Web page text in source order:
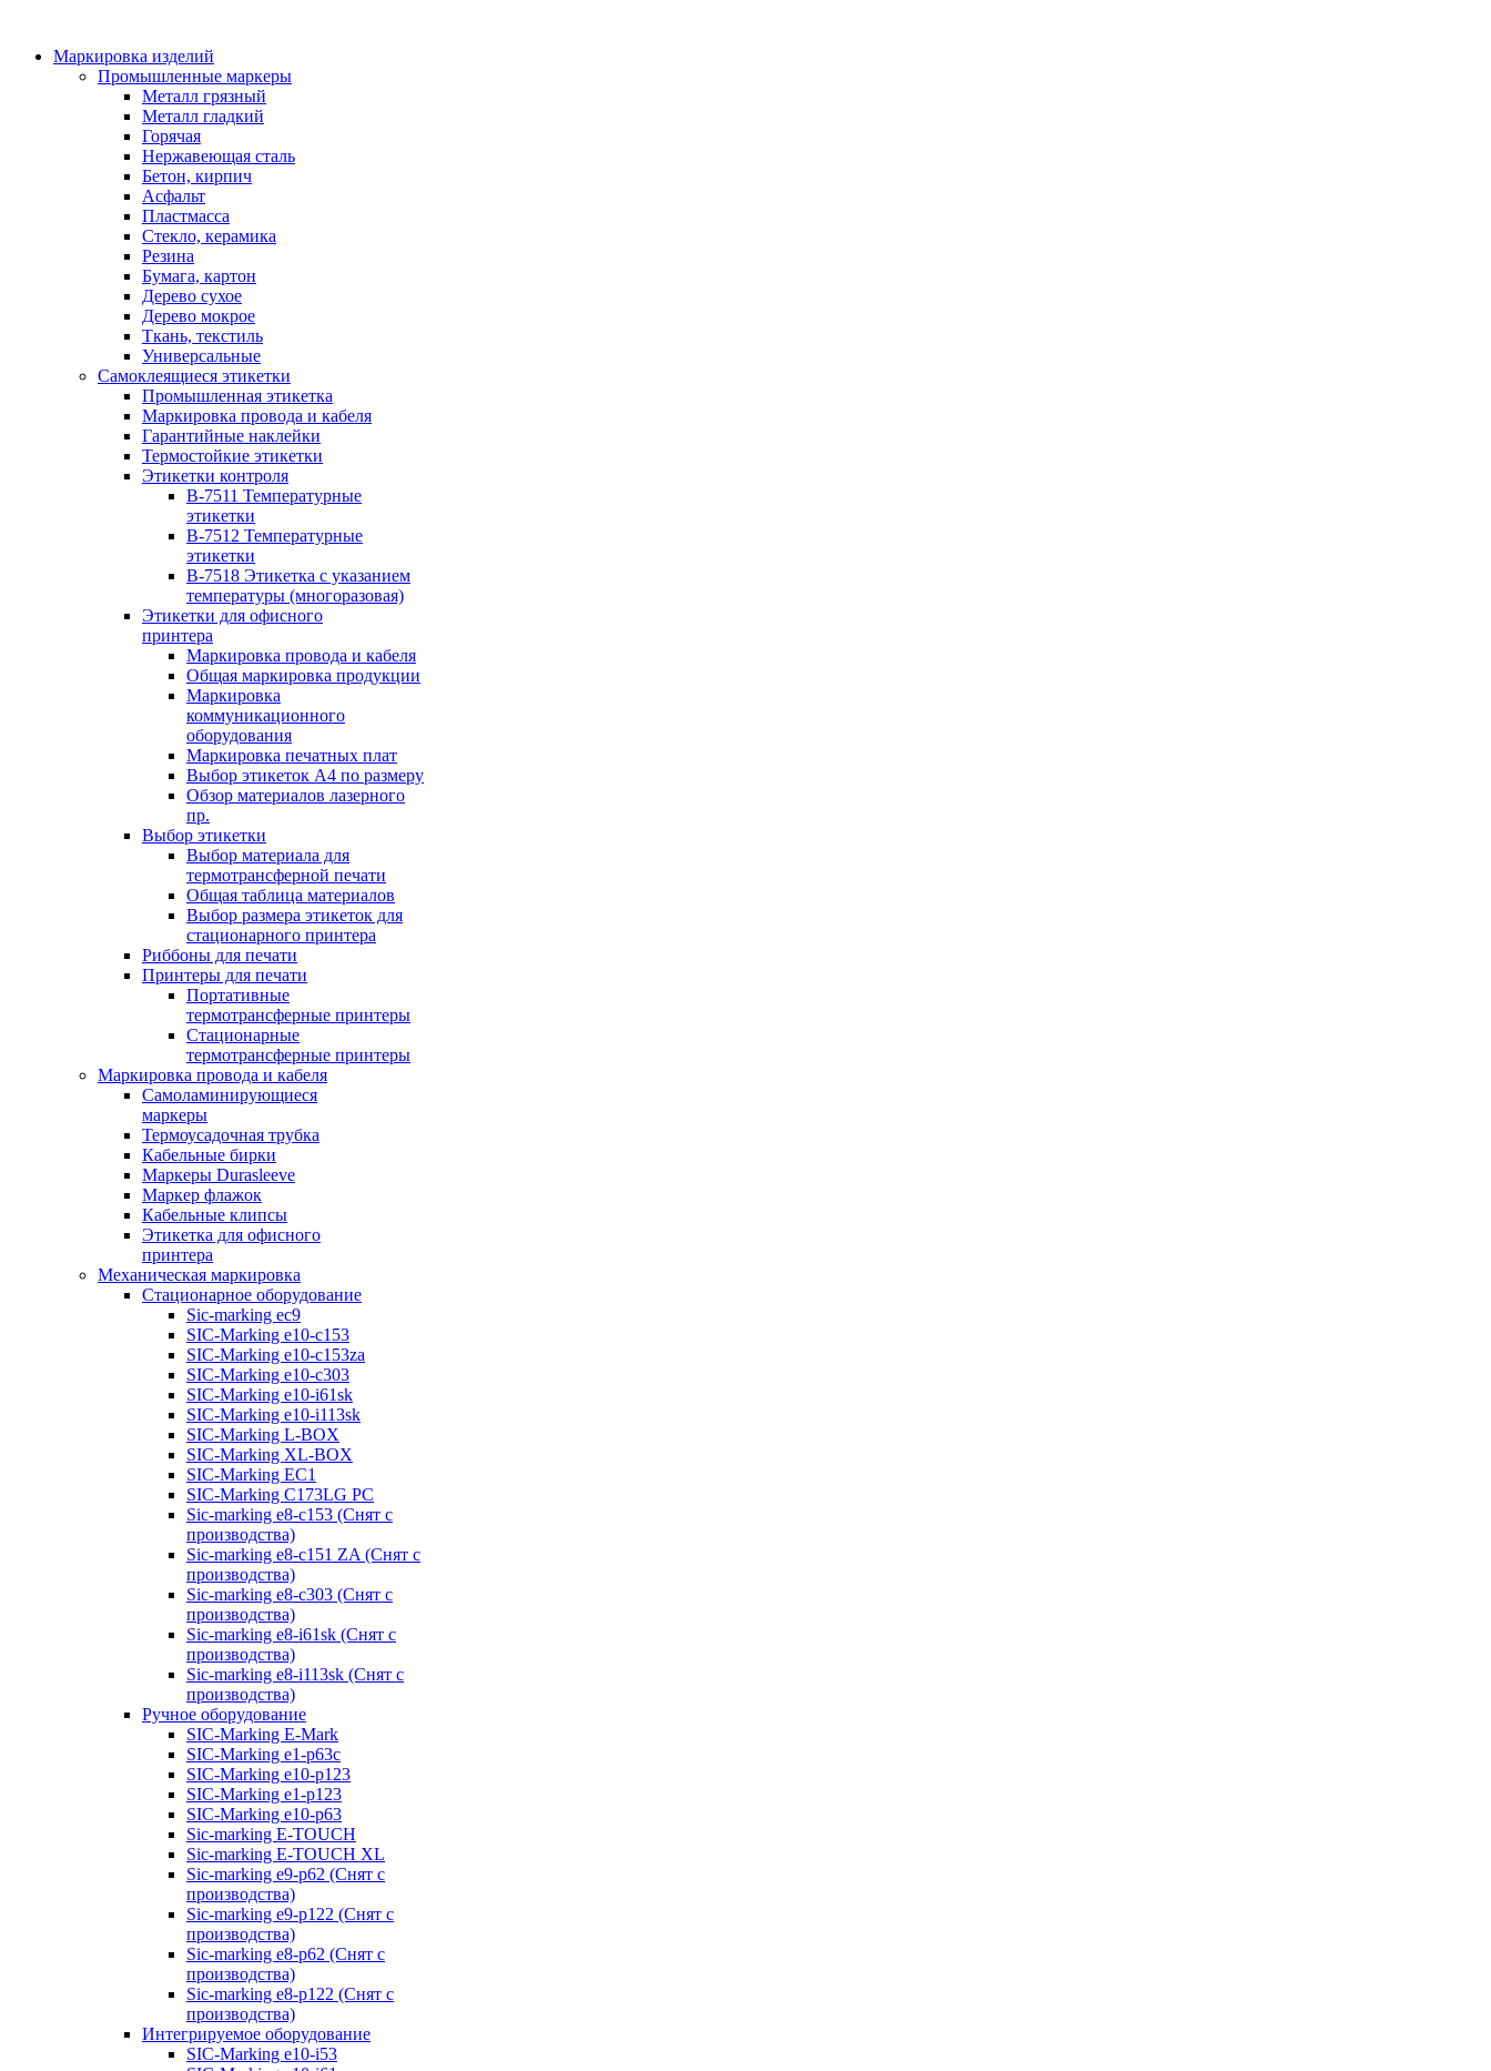
Маркировка изделий
Промышленные маркеры
Металл грязный
Металл гладкий
Горячая
Нержавеющая сталь
Бетон, кирпич
Асфальт
Пластмасса
Стекло, керамика
Резина
Бумага, картон
Дерево сухое
Дерево мокрое
Ткань, текстиль
Универсальные
Самоклеящиеся этикетки
Промышленная этикетка
Маркировка провода и кабеля
Гарантийные наклейки
Термостойкие этикетки
Этикетки контроля
B-7511 Температурные
этикетки
B-7512 Температурные
этикетки
B-7518 Этикетка с указанием
температуры (многоразовая)
Этикетки для офисного
принтера
Маркировка провода и кабеля
Общая маркировка продукции
Маркировка
коммуникационного
оборудования
Маркировка печатных плат
Выбор этикеток А4 по размеру
Обзор материалов лазерного
пр.
Выбор этикетки
Выбор материала для
термотрансферной печати
Общая таблица материалов
Выбор размера этикеток для
стационарного принтера
Риббоны для печати
Принтеры для печати
Портативные
термотрансферные принтеры
Стационарные
термотрансферные принтеры
Маркировка провода и кабеля
Самоламинирующиеся
маркеры
Термоусадочная трубка
Кабельные бирки
Маркеры Durasleeve
Маркер флажок
Кабельные клипсы
Этикетка для офисного
принтера
Механическая маркировка
Стационарное оборудование
Sic-marking ec9
SIC-Marking e10-c153
SIC-Marking e10-c153za
SIC-Marking e10-c303
SIC-Marking e10-i61sk
SIC-Marking e10-i113sk
SIC-Marking L-BOX
SIC-Marking XL-BOX
SIC-Marking EC1
SIC-Marking C173LG PC
Sic-marking e8-c153 (Снят с
производства)
Sic-marking e8-c151 ZA (Снят с
производства)
Sic-marking e8-c303 (Снят с
производства)
Sic-marking e8-i61sk (Снят с
производства)
Sic-marking e8-i113sk (Снят с
производства)
Ручное оборудование
SIC-Marking E-Mark
SIC-Marking e1-p63с
SIC-Marking e10-p123
SIC-Marking e1-p123
SIC-Marking e10-p63
Sic-marking E-TOUCH
Sic-marking E-TOUCH XL
Sic-marking e9-p62 (Снят с
производства)
Sic-marking e9-p122 (Снят с
производства)
Sic-marking e8-p62 (Снят с
производства)
Sic-marking e8-p122 (Снят с
производства)
Интегрируемое оборудование
SIC-Marking e10-i53